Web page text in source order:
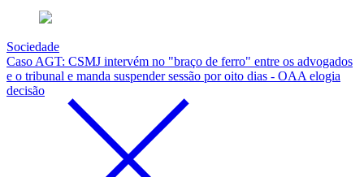
Sociedade
Caso AGT: CSMJ intervém no "braço de ferro" entre os advogados
e o tribunal e manda suspender sessão por oito dias - OAA elogia
decisão